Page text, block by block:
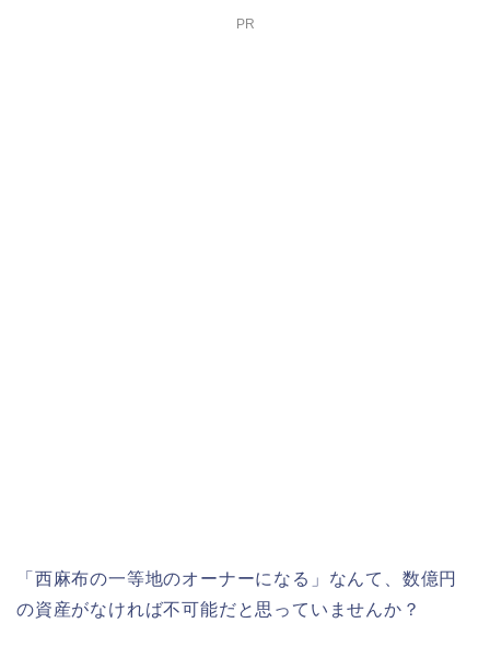
PR
「西麻布の一等地のオーナーになる」なんて、数億円
の資産がなければ不可能だと思っていませんか？